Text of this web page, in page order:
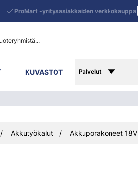
KUVASTOT Palvelut
ProMart -yritysasiakkaiden verkkokauppa|
Akkutyökalut Akkuporakoneet 18V